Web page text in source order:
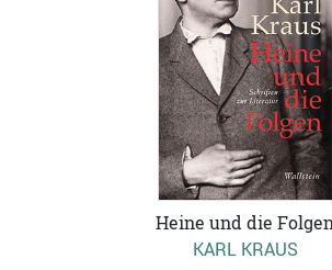
Heine und die
KARL KRAUS